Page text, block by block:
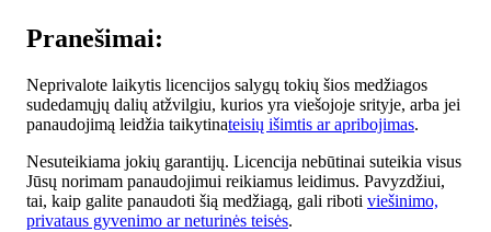
Pranešimai:
Neprivalote laikytis licencijos salygų tokių šios medžiagos
sudedamųjų dalių atžvilgiu, kurios yra viešojoje srityje, arba jei
panaudojimą leidžia taikytinateisių išimtis ar apribojimas.
Nesuteikiama jokių garantijų. Licencija nebūtinai suteikia visus
Jūsų norimam panaudojimui reikiamus leidimus. Pavyzdžiui,
tai, kaip galite panaudoti šią medžiagą, gali riboti viešinimo,
privataus gyvenimo ar neturinės teisės.